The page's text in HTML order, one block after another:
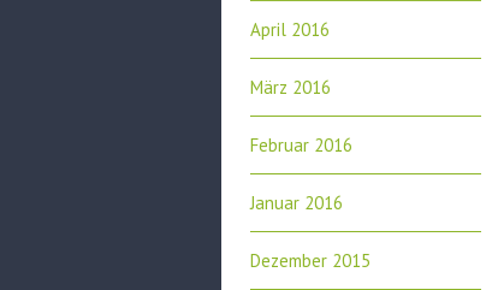
April 2016
März 2016
Februar 2016
Januar 2016
Dezember 2015